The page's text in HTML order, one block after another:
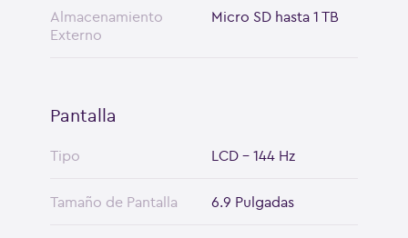
Almacenamiento
Externo
Micro SD hasta 1 TB
Pantalla
Tipo LCD - 144 Hz
Tamaño de Pantalla 6.9 Pulgadas